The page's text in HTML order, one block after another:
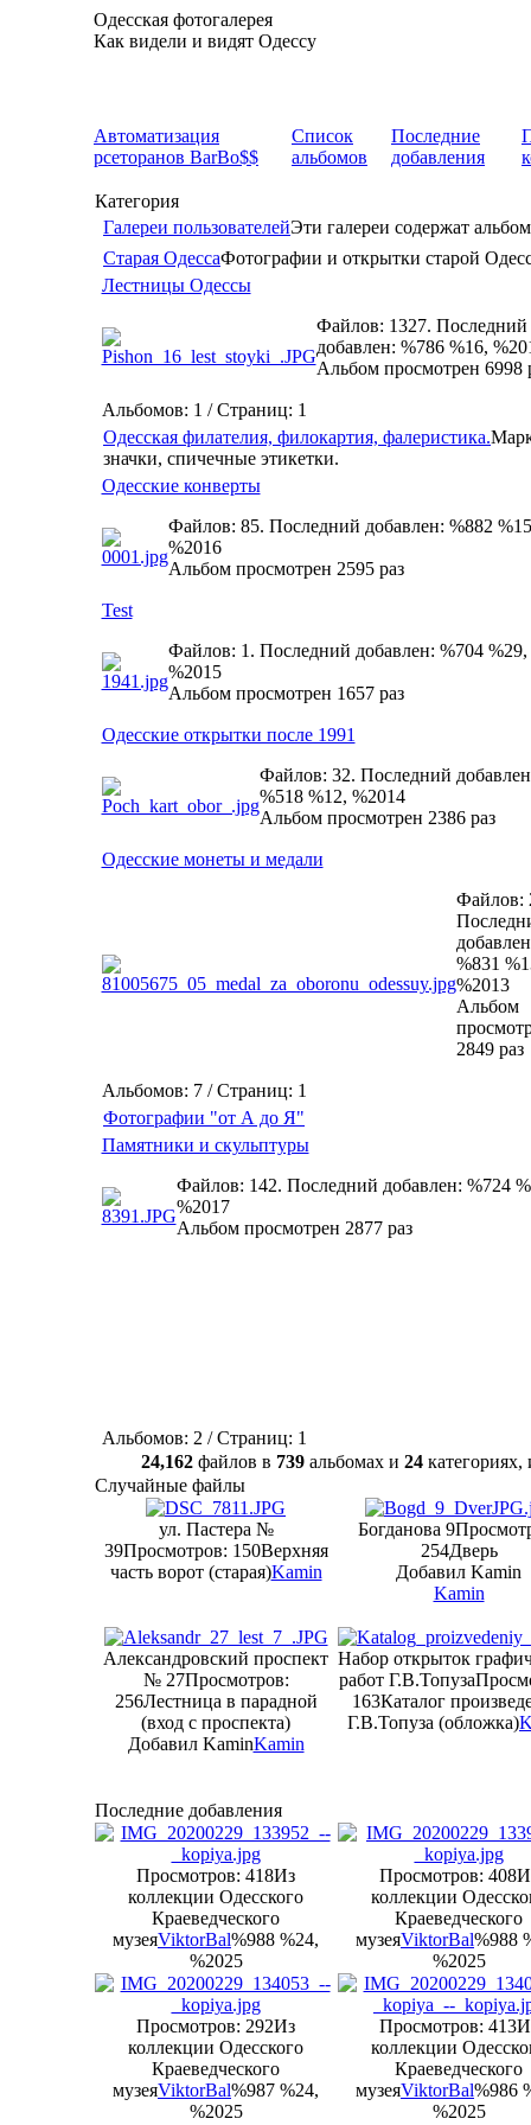
Одесская фотогалерея
Как видели и видят Одессу
Автоматизация
рсеторанов BarBo$$
Список
альбомов
Последние
добавления
Категория
Галереи пользователейЭти галереи содержат
Старая ОдессаФотографии и открытки старой
Лестницы Одессы
Файлов: 1327. Последний
добавлен: %786 %16,
Альбом просмотрен 6998
Альбомов: 1 / Страниц: 1
Одесская филателия, филокартия, фалеристика.
значки, спичечные этикетки.
Одесские конверты
Файлов: 85. Последний добавлен: %882
%2016
Альбом просмотрен 2595 раз
Test
Файлов: 1. Последний добавлен: %704 %29,
%2015
Альбом просмотрен 1657 раз
Одесские открытки после 1991
Файлов: 32. Последний
%518 %12, %2014
Альбом просмотрен 2386 раз
Одесские монеты и медали
Файлов:
%831
%2013
Альбом
2849 раз
Альбомов: 7 / Страниц: 1
Фотографии "от А до Я"
Памятники и скульптуры
Файлов: 142. Последний добавлен: %724
%2017
Альбом просмотрен 2877 раз
Альбомов: 2 / Страниц: 1
24,162 файлов в 739 альбомах и 24
Случайные файлы
ул. Пастера №
39Просмотров: 150Верхняя
часть ворот (старая)Kamin
Богданова 9
254Дверь
Добавил Kamin
Kamin
Александровский проспект
№ 27Просмотров:
256Лестница в парадной
(вход с проспекта)
Добавил KaminKamin
Набор открыток
работ Г.В.Топуза
163Каталог
Г.В.Топуза (обложка)
Последние добавления
Просмотров: 418Из
коллекции Одесского
Краеведческого
музеяViktorBal%988 %24,
%2025
Просмотров: 408
коллекции
Краеведческого
музеяViktorBal%988
%2025
Просмотров: 292Из
коллекции Одесского
Краеведческого
музеяViktorBal%987 %24,
%2025
Просмотров: 413
коллекции
Краеведческого
музеяViktorBal%986
%2025